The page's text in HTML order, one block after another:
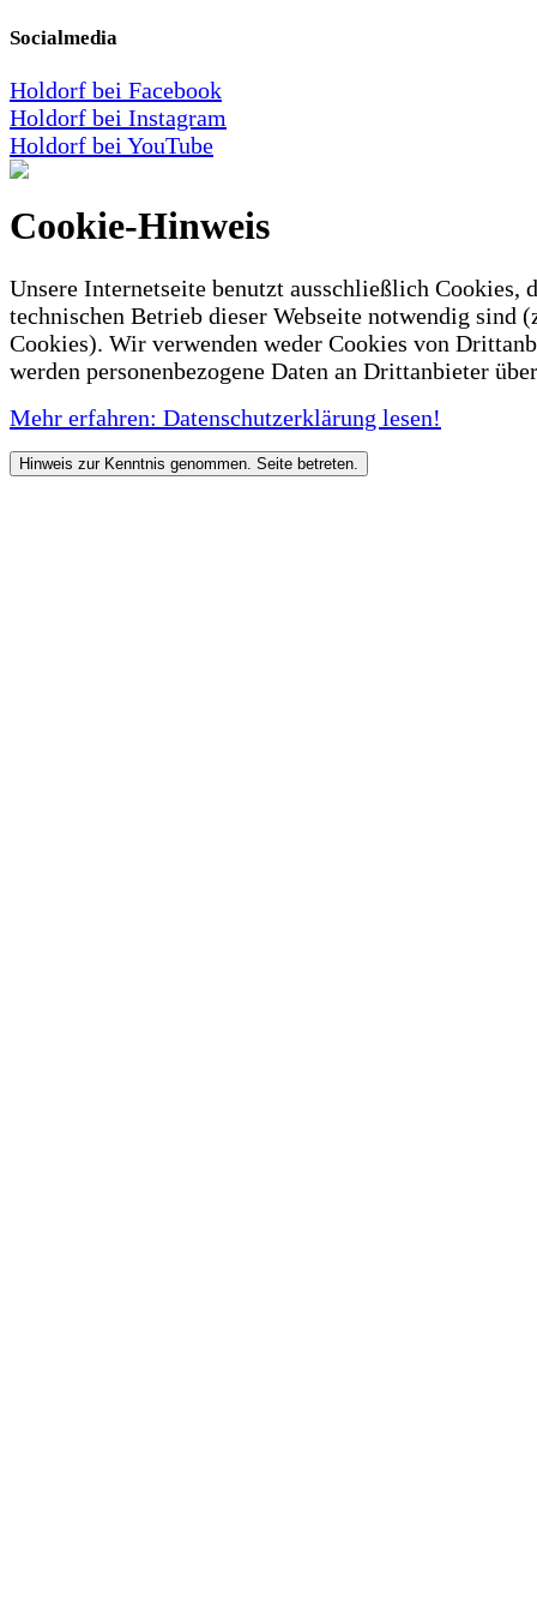
Socialmedia
Holdorf bei Facebook
Holdorf bei Instagram
Holdorf bei YouTube
Cookie-Hinweis
Unsere Internetseite benutzt ausschließlich Cookies,
technischen Betrieb dieser Webseite notwendig sind
Cookies). Wir verwenden weder Cookies von
werden personenbezogene Daten an Drittanbieter
Mehr erfahren: Datenschutzerklärung lesen!
Hinweis zur Kenntnis genommen. Seite betreten.